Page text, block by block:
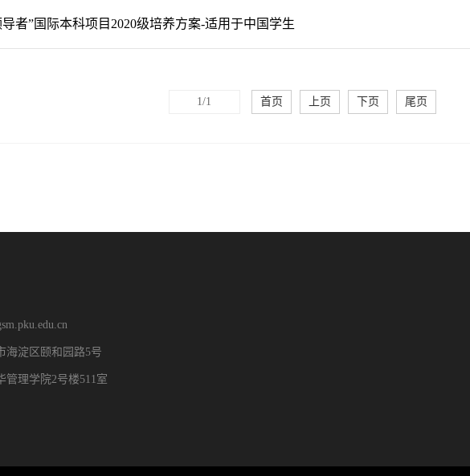
者”国际本科项目2020级培养方案-适用于中国学生
1/1 首页 上页 下页 尾页
海淀区颐和园路5号
管理学院2号楼511室